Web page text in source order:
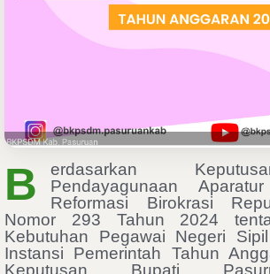
Berdasarkan Keputusan Menteri
Pendayagunaan
Reformasi Birokrasi
Nomor 293 Tahun 2024
Kebutuhan Pegawai Negeri
Instansi Pemerintah Tahun